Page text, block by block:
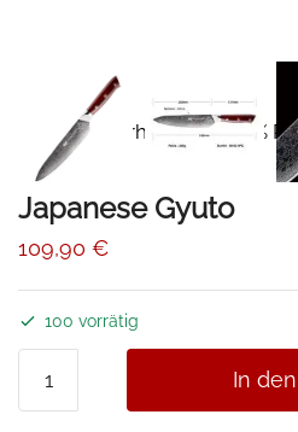
-10%
📦Erhalten Sie 15%
DAMAST15
Japanese Gyuto
109,90 €
100 vorrätig
Gyuto
In